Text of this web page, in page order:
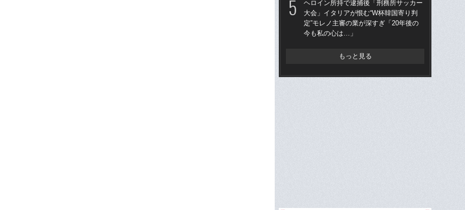
ヘロイン所持で逮捕後「刑務所サッカー
大会」イタリアが恨む“W杯韓国寄り判
定”モレノ主審の業が深すぎ「20年後の
今も私の心は…」
もっと見る